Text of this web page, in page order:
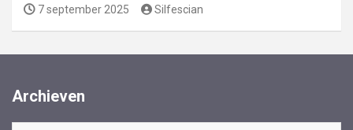
7 september 2025 Silfescian
Archieven